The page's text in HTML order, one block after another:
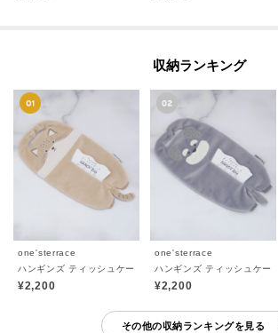
収納ランキング
one'sterrace
ハンギンズ ティッシュケース
¥2,200
one'sterrace
ハンギンズ ティッシュケース
¥2,200
その他の収納ランキングを見る